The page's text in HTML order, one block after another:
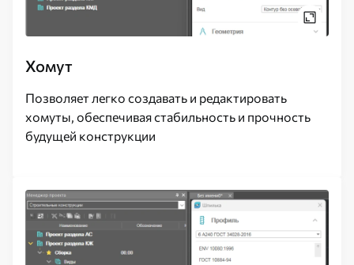
Хомут
Позволяет легко создавать и редактировать
хомуты, обеспечивая стабильность и прочность
будущей конструкции